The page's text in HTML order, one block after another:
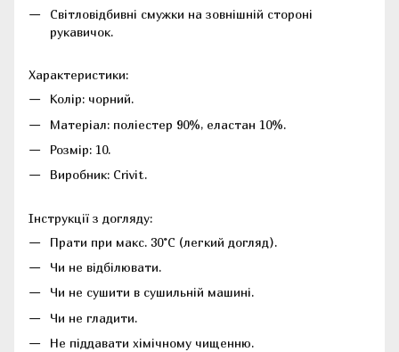
Світловідбивні смужки на зовнішній стороні
рукавичок.
Характеристики:
Колір: чорний.
Матеріал: поліестер 90%, еластан 10%.
Розмір: 10.
Виробник: Crivit.
Інструкції з догляду:
Прати при макс. 30°C (легкий догляд).
Чи не відбілювати.
Чи не сушити в сушильній машині.
Чи не гладити.
Не піддавати хімічному чищенню.